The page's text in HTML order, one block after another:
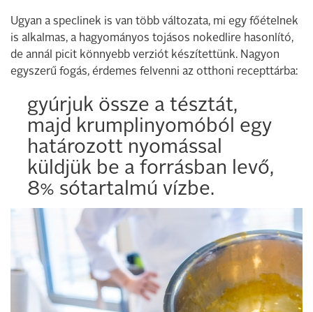
Ugyan a speclinek is van több változata, mi egy főételnek
is alkalmas, a hagyományos tojásos nokedlire hasonlító,
de annál picit könnyebb verziót készítettünk. Nagyon
egyszerű fogás, érdemes felvenni az otthoni recepttárba:
gyúrjuk össze a tésztát,
majd krumplinyomóból egy
határozott nyomással
küldjük be a forrásban levő,
8% sótartalmú vízbe.